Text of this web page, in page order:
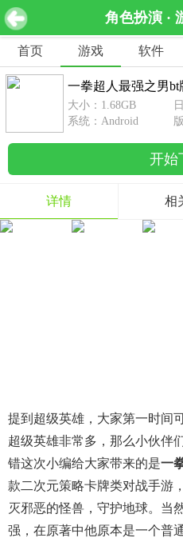
角色扮演 ·
网游分类
休闲益智
462款游戏
赛车
122
1642款游戏
动作
351
经营养成
首页 游戏 软件
一拳超人最强之男bt
一拳超人最强之男bt
大小：1.68GB
系统：Android
开始
详情 相
提到超级英雄，大家第一时间
超级英雄非常多，那么小伙伴
错这次小编给大家带来的是一
款二次元策略卡牌类对战手游
灭邪恶的怪兽，守护地球。当
强，在原著中他原本是一个普